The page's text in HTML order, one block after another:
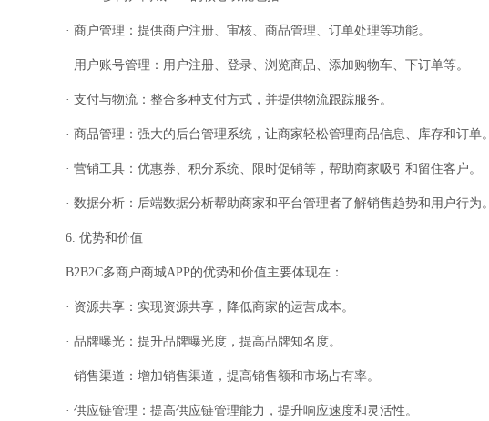
· 商户管理：提供商户注册、审核、商品管理、订单处理等功能。
· 用户账号管理：用户注册、登录、浏览商品、添加购物车、下订单等。
· 支付与物流：整合多种支付方式，并提供物流跟踪服务。
· 商品管理：强大的后台管理系统，让商家轻松管理商品信息、库存和订单。
· 营销工具：优惠券、积分系统、限时促销等，帮助商家吸引和留住客户。
· 数据分析：后端数据分析帮助商家和平台管理者了解销售趋势和用户行为。
6. 优势和价值
B2B2C多商户商城APP的优势和价值主要体现在：
· 资源共享：实现资源共享，降低商家的运营成本。
· 品牌曝光：提升品牌曝光度，提高品牌知名度。
· 销售渠道：增加销售渠道，提高销售额和市场占有率。
· 供应链管理：提高供应链管理能力，提升响应速度和灵活性。